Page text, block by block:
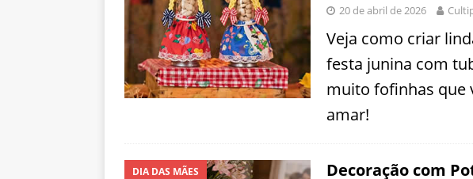
20 de abril de 2026
Veja como criar
festa junina com
muito fofinhas que
amar!
DIA DAS MÃES Decoração com